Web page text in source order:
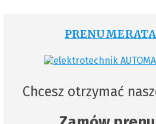
PRENUMERATA
Chcesz otrzymać